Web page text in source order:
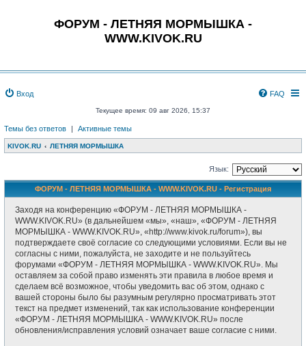
ФОРУМ - ЛЕТНЯЯ МОРМЫШКА -
WWW.KIVOK.RU
Вход FAQ
Текущее время: 09 авг 2026, 15:37
Темы без ответов | Активные темы
KIVOK.RU ЛЕТНЯЯ МОРМЫШКА
Язык:
ФОРУМ - ЛЕТНЯЯ МОРМЫШКА - WWW.KIVOK.RU - Регистрация
Заходя на конференцию «ФОРУМ - ЛЕТНЯЯ МОРМЫШКА -
WWW.KIVOK.RU» (в дальнейшем «мы», «наш», «ФОРУМ - ЛЕТНЯЯ
МОРМЫШКА - WWW.KIVOK.RU», «http://www.kivok.ru/forum»), вы
подтверждаете своё согласие со следующими условиями. Если вы не
согласны с ними, пожалуйста, не заходите и не пользуйтесь
форумами «ФОРУМ - ЛЕТНЯЯ МОРМЫШКА - WWW.KIVOK.RU». Мы
оставляем за собой право изменять эти правила в любое время и
сделаем всё возможное, чтобы уведомить вас об этом, однако с
вашей стороны было бы разумным регулярно просматривать этот
текст на предмет изменений, так как использование конференции
«ФОРУМ - ЛЕТНЯЯ МОРМЫШКА - WWW.KIVOK.RU» после
обновления/исправления условий означает ваше согласие с ними.